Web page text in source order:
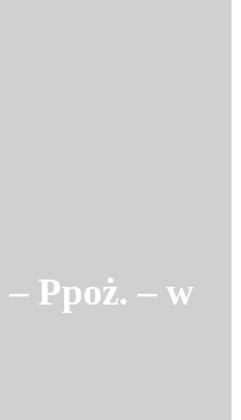
Ppoż. – w